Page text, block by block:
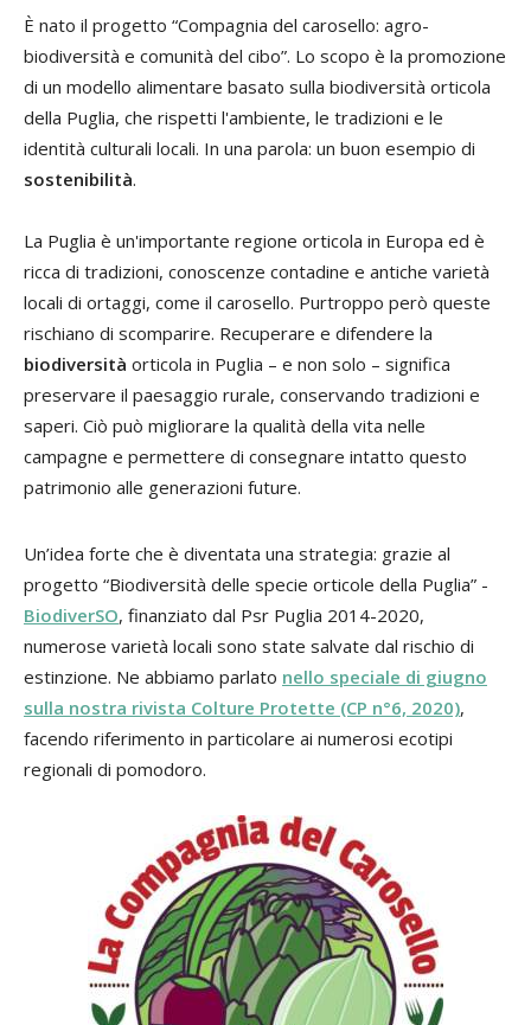
È nato il progetto “Compagnia del carosello: agro-
biodiversità e comunità del cibo”. Lo scopo è la promozione
di un modello alimentare basato sulla biodiversità orticola
della Puglia, che rispetti l'ambiente, le tradizioni e le
identità culturali locali. In una parola: un buon esempio di
sostenibilità.
La Puglia è un'importante regione orticola in Europa ed è
ricca di tradizioni, conoscenze contadine e antiche varietà
locali di ortaggi, come il carosello. Purtroppo però queste
rischiano di scomparire. Recuperare e difendere la
biodiversità orticola in Puglia – e non solo – significa
preservare il paesaggio rurale, conservando tradizioni e
saperi. Ciò può migliorare la qualità della vita nelle
campagne e permettere di consegnare intatto questo
patrimonio alle generazioni future.
Un’idea forte che è diventata una strategia: grazie al
progetto “Biodiversità delle specie orticole della Puglia” -
BiodiverSO, finanziato dal Psr Puglia 2014-2020,
numerose varietà locali sono state salvate dal rischio di
estinzione. Ne abbiamo parlato nello speciale di giugno
sulla nostra rivista Colture Protette (CP n°6, 2020),
facendo riferimento in particolare ai numerosi ecotipi
regionali di pomodoro.